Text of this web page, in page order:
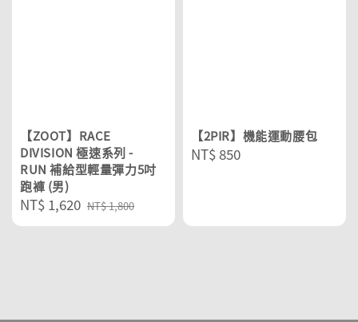
【ZOOT】RACE
DIVISION 極速系列 -
RUN 補給型輕量彈力5吋
跑褲 (男)
Sale
price
NT$ 1,620 Regular
price
NT$ 1,800
【2PIR】機能運動腰包
Regular
NT$ 850